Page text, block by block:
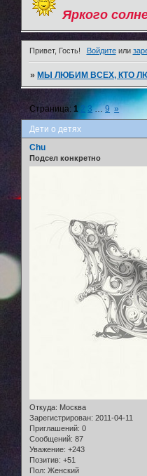
Яркого
Привет, Гость! Войдитеили
»МЫ ЛЮБИМ ВСЕХ, КТО
Дети о детях
Страница: 1 2 3 … 9 »
Chu
Подсел конкретно
Откуда: Москва
Зарегистрирован: 2011-04-11
Приглашений: 0
Сообщений: 87
Уважение: +243
Позитив: +51
Пол: Женский